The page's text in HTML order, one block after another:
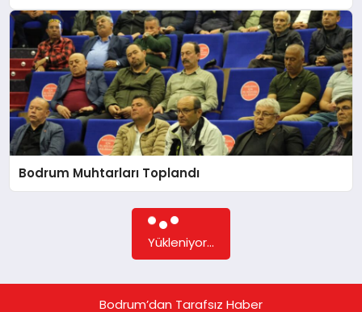
Bodrum Muhtarları Toplandı
Yükleniyor...
Bodrum’dan Tarafsız Haber